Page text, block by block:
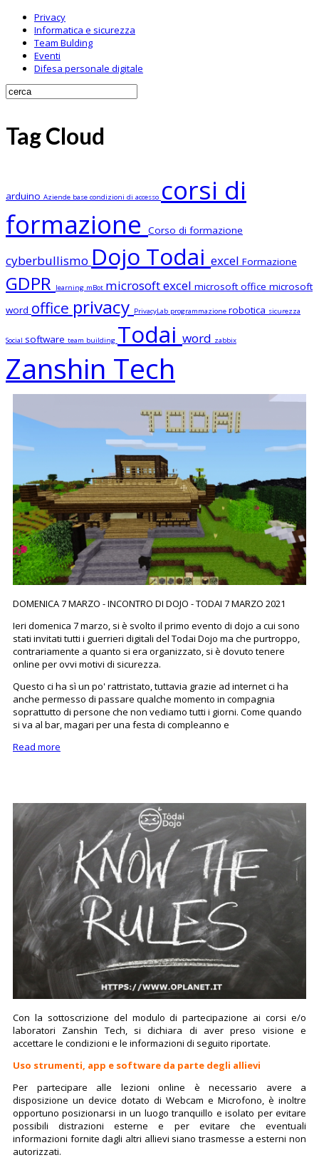
Privacy
Informatica e sicurezza
Team Bulding
Eventi
Difesa personale digitale
Tag Cloud
arduino Aziende base condizioni di accesso corsi di
formazione
Corso di formazione
cyberbullismo Dojo Todai excel Formazione
GDPR learning mBot microsoft excel microsoft office microsoft
word office privacy PrivacyLab programmazione robotica sicurezza
Social software team building Todai word zabbix
Zanshin Tech
DOMENICA 7 MARZO - INCONTRO DI DOJO - TODAI 7 MARZO 2021
Ieri domenica 7 marzo, si è svolto il primo evento di dojo a cui sono
stati invitati tutti i guerrieri digitali del Todai Dojo ma che purtroppo,
contrariamente a quanto si era organizzato, si è dovuto tenere
online per ovvi motivi di sicurezza.
Questo ci ha sì un po' rattristato, tuttavia grazie ad internet ci ha
anche permesso di passare qualche momento in compagnia
soprattutto di persone che non vediamo tutti i giorni. Come quando
si va al bar, magari per una festa di compleanno e
Read more
Con la sottoscrizione del modulo di partecipazione ai corsi e/o
laboratori Zanshin Tech, si dichiara di aver preso visione e
accettare le condizioni e le informazioni di seguito riportate.
Uso strumenti, app e software da parte degli allievi
Per partecipare alle lezioni online è necessario avere a
disposizione un device dotato di Webcam e Microfono, è inoltre
opportuno posizionarsi in un luogo tranquillo e isolato per evitare
possibili distrazioni esterne e per evitare che eventuali
informazioni fornite dagli altri allievi siano trasmesse a esterni non
autorizzati.